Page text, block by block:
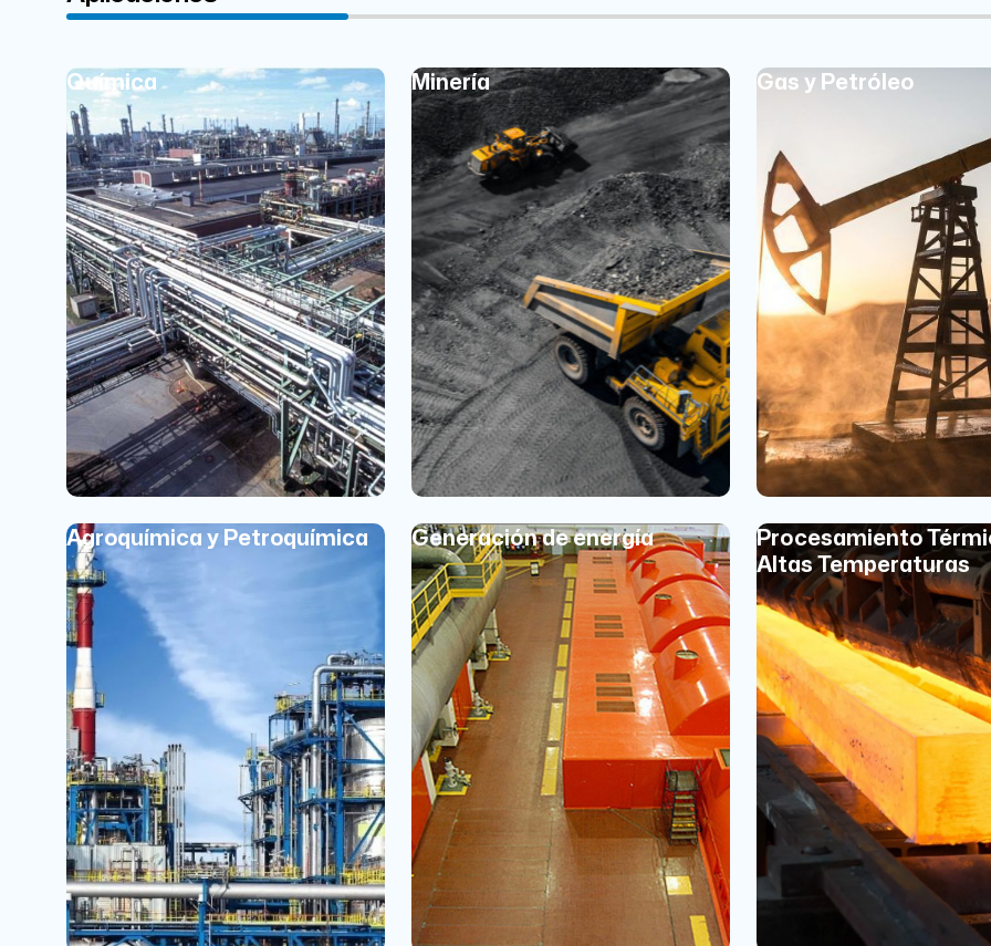
Química Minería Gas y Petróleo
Agroquímica y Petroquímica Generación de energía
Procesamiento
Altas Temperaturas